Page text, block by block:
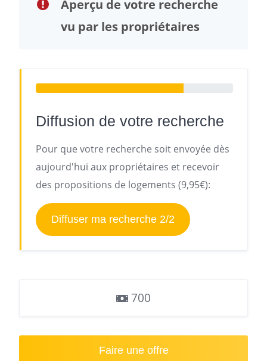
Aperçu de votre recherche
vu par les propriétaires
Diffusion de votre recherche
Pour que votre recherche soit envoyée dès
aujourd'hui aux propriétaires et recevoir
des propositions de logements (9,95€):
Diffuser ma recherche 2/2
700
Faire une offre